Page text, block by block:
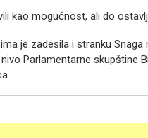
kao mogućnost, ali do
je zadesila i stranku
Parlamentarne skupštine